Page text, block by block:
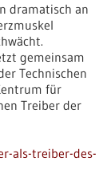
dramatisch an
gemeinsam
Technischen
für
Treiber der
als-treiber-des-